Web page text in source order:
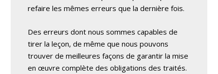
refaire les mêmes erreurs que la dernière fois.
Des erreurs dont nous sommes capables de
tirer la leçon, de même que nous pouvons
trouver de meilleures façons de garantir la mise
en œuvre complète des obligations des traités.